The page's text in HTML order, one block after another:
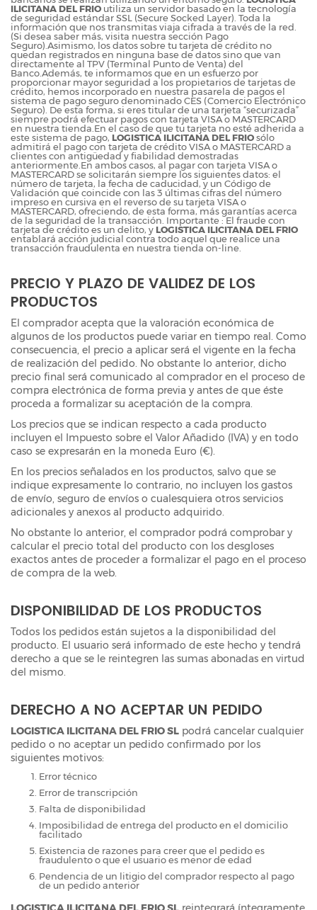
ILICITANA DEL FRIO utiliza un servidor basado en la tecnología
de seguridad estándar SSL (Secure Socked Layer). Toda la
información que nos transmitas viaja cifrada a través de la red.
(Si desea saber más, visita nuestra sección Pago
Seguro).Asimismo, los datos sobre tu tarjeta de crédito no
quedan registrados en ninguna base de datos sino que van
directamente al TPV (Terminal Punto de Venta) del
Banco.Además, te informamos que en un esfuerzo por
proporcionar mayor seguridad a los propietarios de tarjetas de
crédito, hemos incorporado en nuestra pasarela de pagos el
sistema de pago seguro denominado CES (Comercio Electrónico
Seguro). De esta forma, si eres titular de una tarjeta “securizada”
siempre podrá efectuar pagos con tarjeta VISA o MASTERCARD
en nuestra tienda.En el caso de que tu tarjeta no esté adherida a
este sistema de pago, LOGISTICA ILICITANA DEL FRIOsólo
admitirá el pago con tarjeta de crédito VISA o MASTERCARD a
clientes con antigüedad y fiabilidad demostradas
anteriormente.En ambos casos, al pagar con tarjeta VISA o
MASTERCARD se solicitarán siempre los siguientes datos: el
número de tarjeta, la fecha de caducidad, y un Código de
Validación que coincide con las 3 últimas cifras del número
impreso en cursiva en el reverso de su tarjeta VISA o
MASTERCARD, ofreciendo, de esta forma, más garantías acerca
de la seguridad de la transacción. Importante : El fraude con
tarjeta de crédito es un delito, y LOGISTICA ILICITANA DEL FRIO
entablará acción judicial contra todo aquel que realice una
transacción fraudulenta en nuestra tienda on-line.
PRECIO Y PLAZO DE VALIDEZ DE LOS
PRODUCTOS
El comprador acepta que la valoración económica de
algunos de los productos puede variar en tiempo real. Como
consecuencia, el precio a aplicar será el vigente en la fecha
de realización del pedido. No obstante lo anterior, dicho
precio final será comunicado al comprador en el proceso de
compra electrónica de forma previa y antes de que éste
proceda a formalizar su aceptación de la compra.
Los precios que se indican respecto a cada producto
incluyen el Impuesto sobre el Valor Añadido (IVA) y en todo
caso se expresarán en la moneda Euro (€).
En los precios señalados en los productos, salvo que se
indique expresamente lo contrario, no incluyen los gastos
de envío, seguro de envíos o cualesquiera otros servicios
adicionales y anexos al producto adquirido.
No obstante lo anterior, el comprador podrá comprobar y
calcular el precio total del producto con los desgloses
exactos antes de proceder a formalizar el pago en el proceso
de compra de la web.
DISPONIBILIDAD DE LOS PRODUCTOS
Todos los pedidos están sujetos a la disponibilidad del
producto. El usuario será informado de este hecho y tendrá
derecho a que se le reintegren las sumas abonadas en virtud
del mismo.
DERECHO A NO ACEPTAR UN PEDIDO
LOGISTICA ILICITANA DEL FRIO SL podrá cancelar cualquier
pedido o no aceptar un pedido confirmado por los
siguientes motivos:
Error técnico
Error de transcripción
Falta de disponibilidad
Imposibilidad de entrega del producto en el domicilio
facilitado
Existencia de razones para creer que el pedido es
fraudulento o que el usuario es menor de edad
Pendencia de un litigio del comprador respecto al pago
de un pedido anterior